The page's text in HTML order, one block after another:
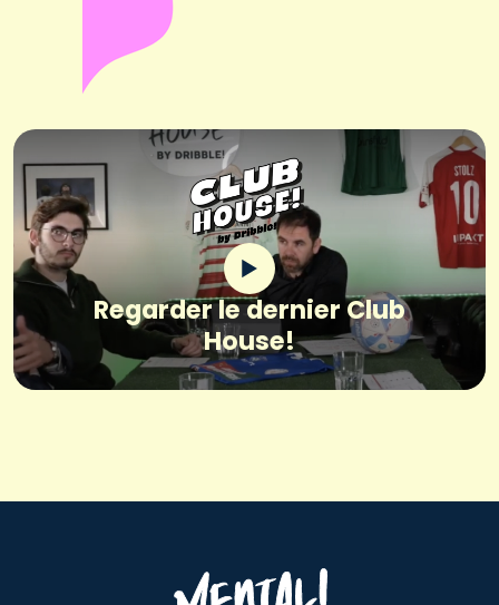
Regarder le dernier Club
House!